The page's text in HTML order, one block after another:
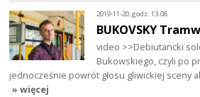
2019-11-20, godz. 13:08
BUKOVSKY
video >>Debiutancki
Bukowskiego, czyli po
jednocześnie powrót głosu gliwickiej sceny
» więcej